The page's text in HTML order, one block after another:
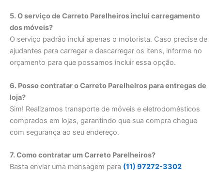
5. O serviço de Carreto Parelheiros inclui carregamento
dos móveis?
O serviço padrão inclui apenas o motorista. Caso precise de
ajudantes para carregar e descarregar os itens, informe no
orçamento para que possamos incluir essa opção.
6. Posso contratar o Carreto Parelheiros para entregas de
loja?
Sim! Realizamos transporte de móveis e eletrodomésticos
comprados em lojas, garantindo que sua compra chegue
com segurança ao seu endereço.
7. Como contratar um Carreto Parelheiros?
Basta enviar uma mensagem para (11) 97272-3302